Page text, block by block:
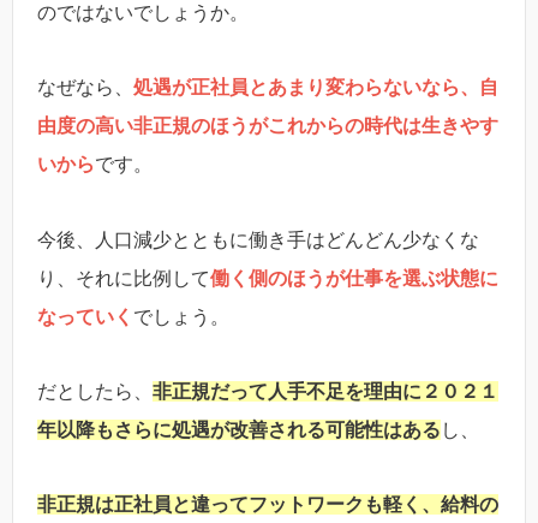
のではないでしょうか。
なぜなら、 処遇が正社員とあまり変わらないなら、自
由度の高い非正規のほうがこれからの時代は生きやす
いからです。
今後、人口減少とともに働き手はどんどん少なくな
り、それに比例して働く側のほうが仕事を選ぶ状態に
なっていく でしょう。
だとしたら、 非正規だって人手不足を理由に２０２１
年以降もさらに処遇が改善される可能性はある し、
非正規は正社員と違ってフットワークも軽く、給料の